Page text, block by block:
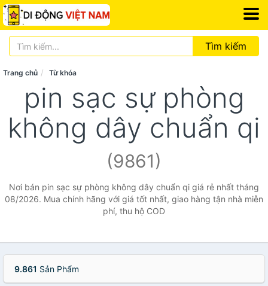
Tìm kiếm
Trang chủ Từ khóa
pin sạc sự phòng
không dây chuẩn qi
(9861)
Nơi bán pin sạc sự phòng không dây chuẩn qi giá rẻ nhất tháng
08/2026. Mua chính hãng với giá tốt nhất, giao hàng tận nhà miễn
phí, thu hộ COD
9.861 Sản Phẩm